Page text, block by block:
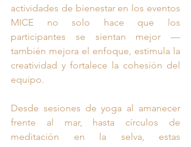
actividades de bienestar en los eventos
MICE no solo hace que los
participantes se sientan mejor —
también mejora el enfoque, estimula la
creatividad y fortalece la cohesión del
equipo.
Desde sesiones de yoga al amanecer
frente al mar, hasta círculos de
meditación en la selva, estas